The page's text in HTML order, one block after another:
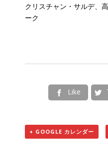
クリスチャン・サルデ、
ーク
 Like 
+ GOOGLE カレンダー